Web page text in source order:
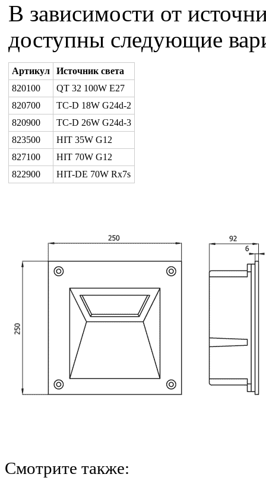
В зависимости от
доступны следующие
Артикул
Источник света
820100
QT 32 100W E27
820700
TC-D 18W G24d-2
820900
TC-D 26W G24d-3
823500
HIT 35W G12
827100
HIT 70W G12
822900
HIT-DE 70W Rx7s
Смотрите также: